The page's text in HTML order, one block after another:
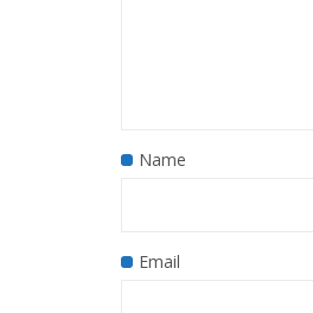
Name
Email